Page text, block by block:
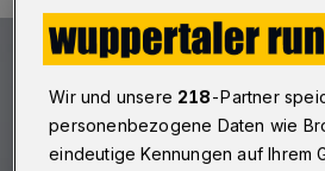
Wir und unsere 218-Partner
personenbezogene Daten wie
eindeutige Kennungen auf Ihrem